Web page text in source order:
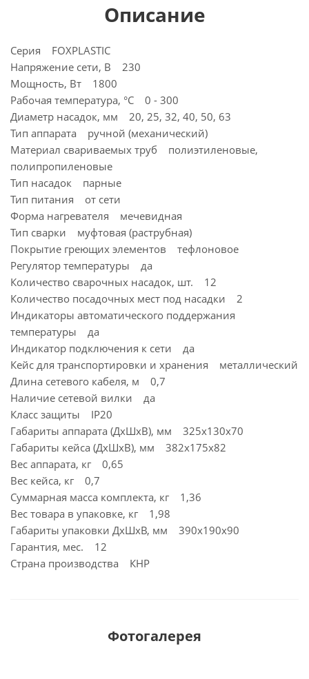
Описание
Серия FOXPLASTIC
Напряжение сети, В 230
Мощность, Вт 1800
Рабочая температура, °C 0 - 300
Диаметр насадок, мм 20, 25, 32, 40, 50, 63
Тип аппарата ручной (механический)
Материал свариваемых труб полиэтиленовые,
полипропиленовые
Тип насадок парные
Тип питания от сети
Форма нагревателя мечевидная
Тип сварки муфтовая (раструбная)
Покрытие греющих элементов тефлоновое
Регулятор температуры да
Количество сварочных насадок, шт. 12
Количество посадочных мест под насадки 2
Индикаторы автоматического поддержания
температуры да
Индикатор подключения к сети да
Кейс для транспортировки и хранения металлический
Длина сетевого кабеля, м 0,7
Наличие сетевой вилки да
Класс защиты IP20
Габариты аппарата (ДхШхВ), мм 325х130х70
Габариты кейса (ДхШхВ), мм 382х175х82
Вес аппарата, кг 0,65
Вес кейса, кг 0,7
Суммарная масса комплекта, кг 1,36
Вес товара в упаковке, кг 1,98
Габариты упаковки ДхШхВ, мм 390x190x90
Гарантия, мес. 12
Страна производства КНР
Фотогалерея